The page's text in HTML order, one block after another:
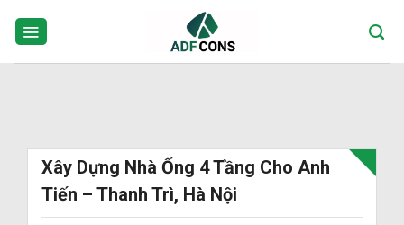
Xây Dựng Nhà Ống 4 Tầng Cho Anh
Tiến – Thanh Trì, Hà Nội